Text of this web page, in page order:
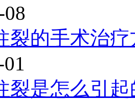
裂的手术治疗
裂是怎么引起